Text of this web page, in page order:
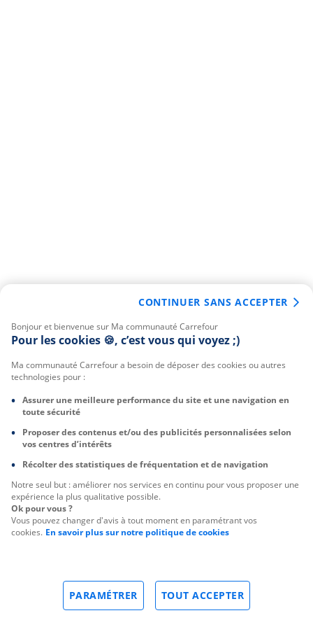
Bonjour et bienvenue sur Ma communauté Carrefour
Pour les cookies 🍪, c’est vous qui voyez ;)
Ma communauté Carrefour a besoin de déposer des cookies ou autres
technologies pour :
Assurer une meilleure performance du site et une navigation en
toute sécurité
Proposer des contenus et/ou des publicités personnalisées selon
vos centres d’intérêts
Récolter des statistiques de fréquentation et de navigation
Notre seul but : améliorer nos services en continu pour vous proposer une
expérience la plus qualitative possible.
Ok pour vous ?
Vous pouvez changer d'avis à tout moment en paramétrant vos
cookies. En savoir plus sur notre politique de cookies
TOUT ACCEPTER
PARAMÉTRER
CONTINUER SANS ACCEPTER